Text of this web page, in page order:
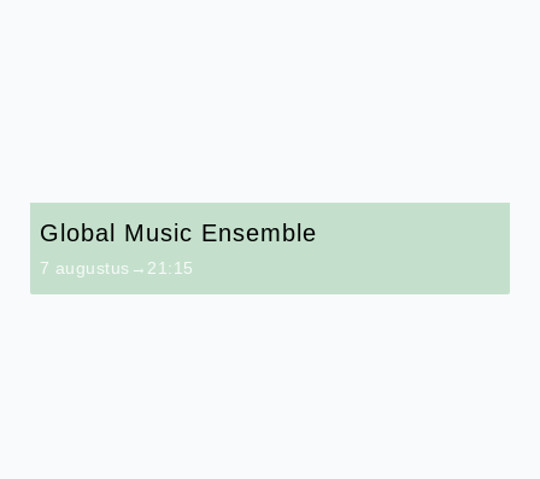
Global Music Ensemble
7 augustus→21:15